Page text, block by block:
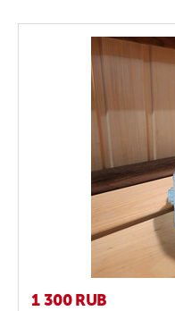
1 300 RUB